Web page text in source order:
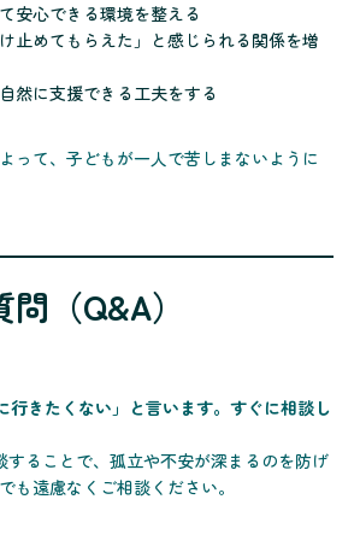
安心できる環境を整える
止めてもらえた」と感じられる関係を増
然に支援できる工夫をする
って、子どもが一人で苦しまないように
（Q&A）
行きたくない」と言います。すぐに相談し
することで、孤立や不安が深まるのを防げ
も遠慮なくご相談ください。